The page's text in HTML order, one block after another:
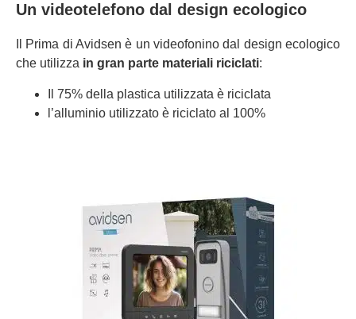
Un videotelefono dal design ecologico
Il Prima di Avidsen è un videofonino dal design ecologico
che utilizza in gran parte materiali riciclati:
Il 75% della plastica utilizzata è riciclata
l’alluminio utilizzato è riciclato al 100%